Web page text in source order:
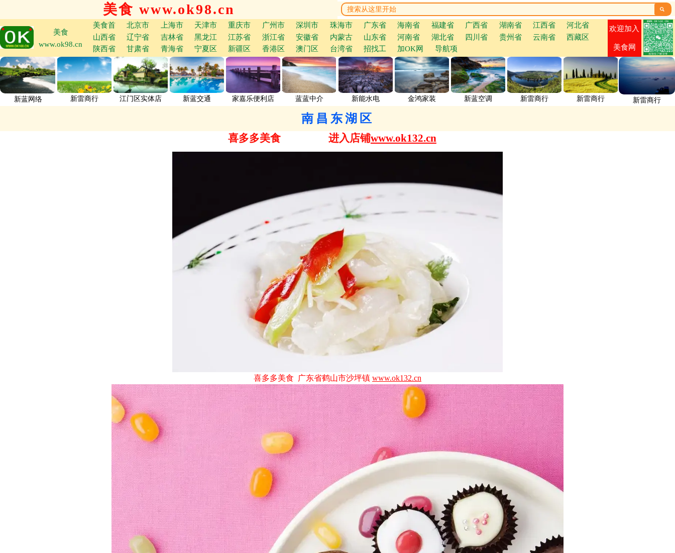
美食 www.ok98.cn 
美食
www.ok98.cn
美食首 北京市 上海市 天津市 重庆市 广州市 深圳市 珠海市 广东省 海南省 福建省 广西省 湖南省 江西省
河北省
山西省
辽宁省 吉林省 黑龙江 江苏省 浙江省 安徽省 内蒙古 山东省 河南省 湖北省 四川省 贵州省 云南省
西藏区
陕西省
甘肃省 青海省 宁夏区 新疆区 香港区 澳门区 台湾省 招找工 加OK网 导航项
欢迎加入
美食网
新蓝网络 新雷商行 江门区实体店 新蓝交通 家嘉乐便利店 蓝蓝中介 新能水电 金鸿家装 新蓝空调 新雷商行 新雷商行 新雷商行
南昌东湖区
喜多多美食 进入店铺www.ok132.cn
喜多多美食 广东省鹤山市沙坪镇 www.ok132.cn